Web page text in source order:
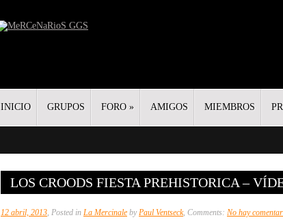
INICIO GRUPOS FORO » AMIGOS MIEMBROS
LOS CROODS FIESTA PREHISTORICA –
12 abril, 2013, Posted in La Mercinale byPaul Ventseck, Comments: No hay